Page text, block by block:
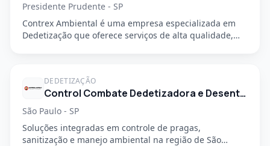
Presidente Prudente - SP
Contrex Ambiental é uma empresa especializada em
Dedetização que oferece serviços de alta qualidade,
DEDETIZAÇÃO
Control Combate Dedetizadora e Desentupidora
São Paulo - SP
Soluções integradas em controle de pragas,
sanitização e manejo ambiental na região de São